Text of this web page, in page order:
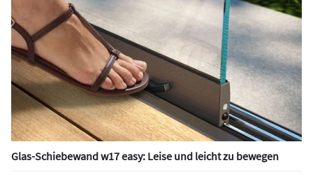
Glas-Schiebewand w17 easy: Leise und leicht zu bewegen